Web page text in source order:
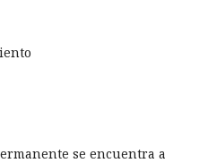
se encuentra a